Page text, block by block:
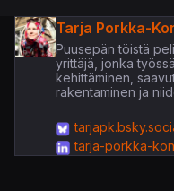
Tarja Porkka-
Puusepän töistä
yrittäjä, jonka
kehittäminen,
rakentaminen ja
tarja-porkka-